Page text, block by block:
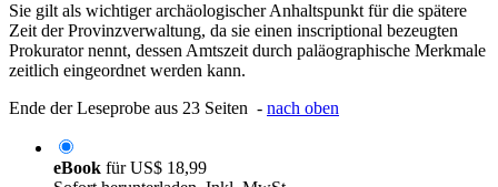
Sie gilt als wichtiger archäologischer Anhaltspunkt für die spätere
Zeit der Provinzverwaltung, da sie einen inscriptional bezeugten
Prokurator nennt, dessen Amtszeit durch paläographische Merkmale
zeitlich eingeordnet werden kann.
Ende der Leseprobe aus 23 Seiten - nach oben
eBook fürUS$ 18,99